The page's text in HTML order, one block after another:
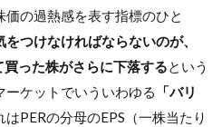
の過熱感を表す指標のひと
つけなければならないのが、
った株がさらに下落するという
ーケットでいういわゆる
「バリ
はPERの分母のEPS（一株当たり